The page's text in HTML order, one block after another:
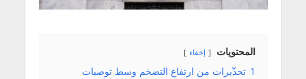
المحتويات إخفاء
1 تحذّيرات من ارتفاع التضخم وسط توصيات